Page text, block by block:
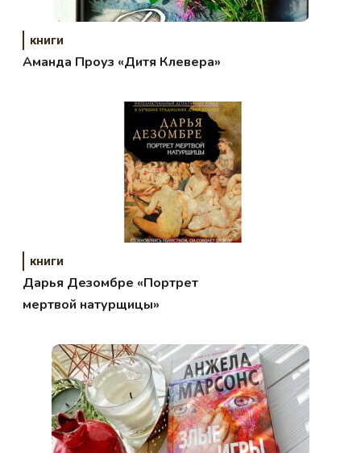
книги
Аманда Проуз «Дитя Клевера»
книги
Дарья Дезомбре «Портрет
мертвой натурщицы»